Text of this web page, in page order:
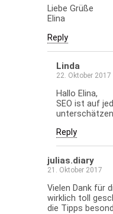
Liebe Grüße
Elina
Reply
Linda
22. Oktober 2017
Hallo Elina,
SEO ist auf
Reply
julias.diary
21. Oktober 2017
Vielen Dank für
wirklich toll
die Tipps